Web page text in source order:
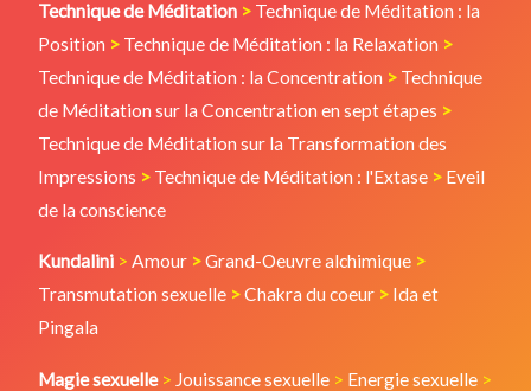
Technique de Méditation > Technique de Méditation : la
Position > Technique de Méditation : la Relaxation >
Technique de Méditation : la Concentration > Technique
de Méditation sur la Concentration en sept étapes >
Technique de Méditation sur la Transformation des
Impressions > Technique de Méditation : l'Extase > Eveil
de la conscience
Kundalini > Amour >Grand-Oeuvre alchimique >
Transmutation sexuelle >Chakra du coeur > Ida et
Pingala
Magie sexuelle> Jouissance sexuelle > Energie sexuelle >